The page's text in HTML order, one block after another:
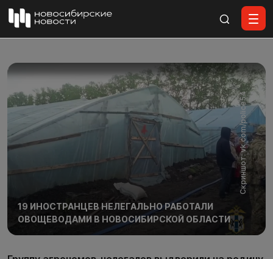
Скриншот: vk.com/police54
19 ИНОСТРАНЦЕВ НЕЛЕГАЛЬНО РАБОТАЛИ
ОВОЩЕВОДАМИ В НОВОСИБИРСКОЙ ОБЛАСТИ